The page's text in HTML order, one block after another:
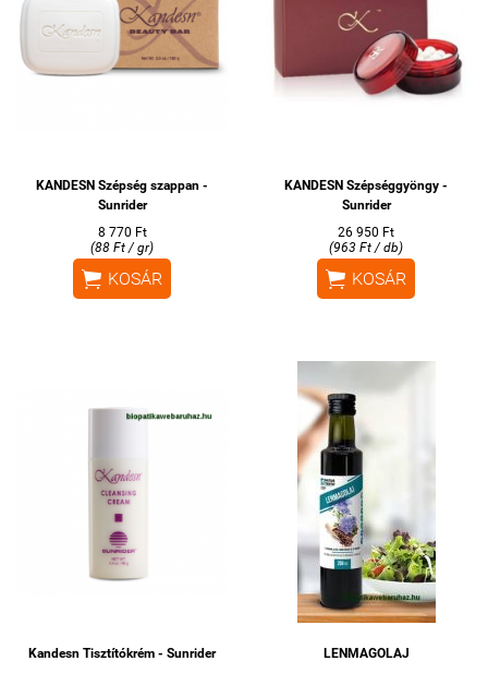
KANDESN Szépség szappan -
Sunrider
8 770 Ft
(88 Ft / gr)
 KOSÁR
KANDESN Szépséggyöngy -
Sunrider
26 950 Ft
(963 Ft / db)
 KOSÁR
Kandesn Tisztítókrém - Sunrider
LENMAGOLAJ